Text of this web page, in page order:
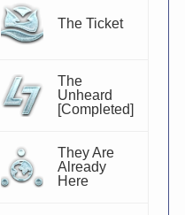
The Ticket
The
Unheard
[Completed]
They Are
Already
Here